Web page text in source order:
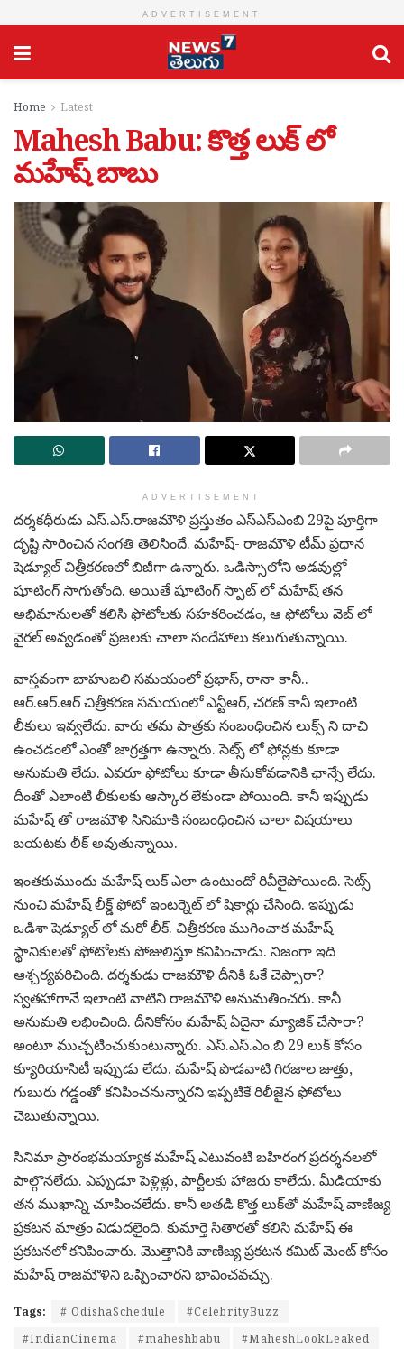
ADVERTISEMENT
Home Latest
Mahesh Babu: కొత్త లుక్‌ లో
మ‌హేష్ బాబు
ADVERTISEMENT
ద‌ర్శ‌క‌ధీరుడు ఎస్.ఎస్.రాజ‌మౌళి ప్ర‌స్తుతం ఎస్ఎస్ఎంబి 29పై పూర్తిగా
దృష్టి సారించిన సంగ‌తి తెలిసిందే. మ‌హేష్- రాజ‌మౌళి టీమ్ ప్ర‌ధాన
షెడ్యూల్ చిత్రీక‌ర‌ణ‌లో బిజీగా ఉన్నారు. ఒడిస్సాలోని అడ‌వుల్లో
షూటింగ్ సాగుతోంది. అయితే షూటింగ్ స్పాట్ లో మ‌హేష్ త‌న
అభిమానుల‌తో క‌లిసి ఫోటోల‌కు స‌హ‌క‌రించ‌డం, ఆ ఫోటోలు వెబ్ లో
వైర‌ల్ అవ్వ‌డంతో ప్ర‌జ‌ల‌కు చాలా సందేహాలు క‌లుగుతున్నాయి.
వాస్త‌వంగా బాహుబ‌లి స‌మ‌యంలో ప్ర‌భాస్, రానా కానీ..
ఆర్.ఆర్.ఆర్ చిత్రీక‌ర‌ణ స‌మ‌యంలో ఎన్టీఆర్, చ‌ర‌ణ్ కానీ ఇలాంటి
లీకులు ఇవ్వ‌లేదు. వారు త‌మ పాత్ర‌కు సంబంధించిన‌ లుక్స్ ని దాచి
ఉంచ‌డంలో ఎంతో జాగ్ర‌త్త‌గా ఉన్నారు. సెట్స్ లో ఫోన్ల‌కు కూడా
అనుమ‌తి లేదు. ఎవ‌రూ ఫోటోలు కూడా తీసుకోవ‌డానికి ఛాన్సే లేదు.
దీంతో ఎలాంటి లీకుల‌కు ఆస్కార లేకుండా పోయింది. కానీ ఇప్పుడు
మ‌హేష్ తో రాజ‌మౌళి సినిమాకి సంబంధించిన చాలా విష‌యాలు
బ‌య‌ట‌కు లీక్ అవుతున్నాయి.
ఇంత‌కుముందు మ‌హేష్ లుక్ ఎలా ఉంటుందో రివీలైపోయింది. సెట్స్
నుంచి మ‌హేష్ లీక్డ్ ఫోటో ఇంట‌ర్నెట్ లో షికార్లు చేసింది. ఇప్పుడు
ఒడిశా షెడ్యూల్ లో మ‌రో లీక్. చిత్రీక‌ర‌ణ‌ ముగించాక‌ మహేష్
స్థానికులతో ఫోటోలకు పోజులిస్తూ కనిపించాడు. నిజంగా ఇది
ఆశ్చ‌ర్య‌ప‌రిచింది. ద‌ర్శ‌కుడు రాజ‌మౌళి దీనికి ఓకే చెప్పారా?
స్వ‌త‌హాగానే ఇలాంటి వాటిని రాజ‌మౌళి అనుమ‌తించ‌రు. కానీ
అనుమతి ల‌భించింది. దీనికోసం మ‌హేష్ ఏదైనా మ్యాజిక్ చేసారా?
అంటూ ముచ్చ‌టించుకుంటున్నారు. ఎస్.ఎస్.ఎం.బి 29 లుక్ కోసం
క్యూరియాసిటీ ఇప్పుడు లేదు. మ‌హేష్ పొడ‌వాటి గిర‌జాల జుత్తు,
గుబురు గ‌డ్డంతో క‌నిపించ‌నున్నార‌ని ఇప్ప‌టికే రిలీజైన ఫోటోలు
చెబుతున్నాయి.
సినిమా ప్రారంభ‌మ‌య్యాక మహేష్ ఎటువంటి బహిరంగ ప్రదర్శనలలో
పాల్గొనలేదు. ఎప్పుడూ పెళ్లిళ్లు, పార్టీలకు హాజరు కాలేదు. మీడియాకు
తన ముఖాన్ని చూపించలేదు. కానీ అతడి కొత్త లుక్‌తో మ‌హేష్ వాణిజ్య
ప్ర‌క‌ట‌న మాత్రం విడుద‌లైంది. కుమార్తె సితార‌తో క‌లిసి మ‌హేష్ ఈ
ప్ర‌క‌ట‌న‌లో క‌నిపించారు. మొత్తానికి వాణిజ్య‌ ప్ర‌క‌ట‌న క‌మిట్ మెంట్ కోసం
మ‌హేష్ రాజ‌మౌళిని ఒప్పించార‌ని భావించ‌వ‌చ్చు.
Tags: # OdishaSchedule
#CelebrityBuzz
#IndianCinema
#maheshbabu
#MaheshLookLeaked